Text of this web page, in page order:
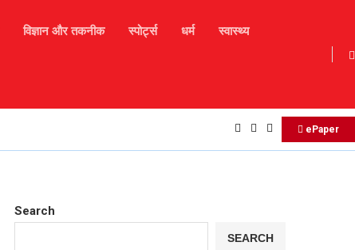
विज्ञान और तकनीक स्पोर्ट्स धर्म स्वास्थ्य
Daily Horoscope : मकर राशि बालों को व्यवसाय में आज नए...
ePaper
Search
SEARCH